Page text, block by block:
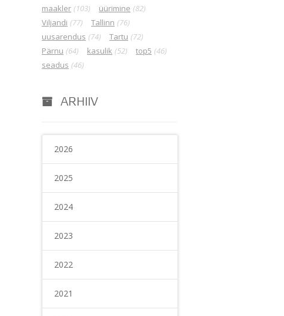
maakler (103) üürimine (82)
Viljandi (77) Tallinn (76)
uusarendus (74) Tartu (72)
Pärnu (64) kasulik (52) top5 (46)
seadus (46)
ARHIIV
2026
2025
2024
2023
2022
2021